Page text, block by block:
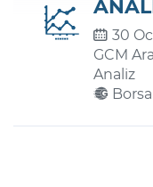
Şifremi Unuttum
30
GCM
Analiz
Borsa